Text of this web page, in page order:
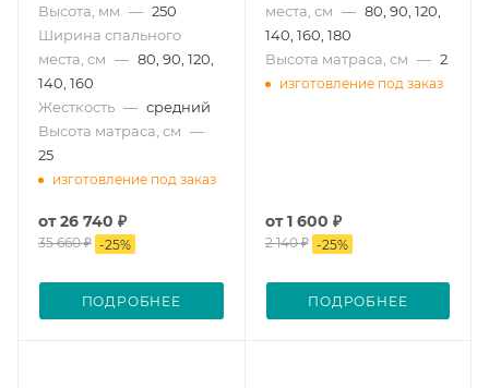
Высота, мм — 250
Ширина спального
места, см — 80, 90, 120,
140, 160
Жесткость — средний
Высота матраса, см —
25
изготовление под заказ
от26 740 ₽
35 660 ₽ -25%
ПОДРОБНЕЕ
места, см — 80, 90, 120,
140, 160, 180
Высота матраса, см — 2
изготовление под заказ
от1 600 ₽
2 140 ₽ -25%
ПОДРОБНЕЕ